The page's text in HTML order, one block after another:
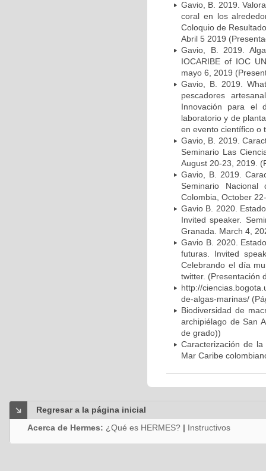
Gavio, B. 2019.
coral en los
Coloquio de
Abril 5 2019
Gavio, B. 2019.
IOCARIBE of IOC
mayo 6, 2019
Gavio, B. 2019.
pescadores
Innovación para el
laboratorio y de
en evento científico o
Gavio, B. 2019.
Seminario Las
August 20-23, 2019.
Gavio, B. 2019.
Seminario
Colombia, October
Gavio B. 2020.
Invited speaker.
Granada. March 4,
Gavio B. 2020.
futuras. Invited
Celebrando el día
twitter. (Presentación
http://
de-algas-marinas/
Biodiversidad de
archipiélago de San
de grado))
Caracterización de
Mar Caribe
Regresar a la página inicial
Acerca de Hermes: ¿Qué es HERMES? | Instructivos